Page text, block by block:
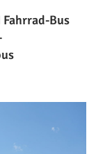
Bus